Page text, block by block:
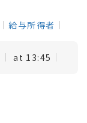
給与所得者
at 13:45